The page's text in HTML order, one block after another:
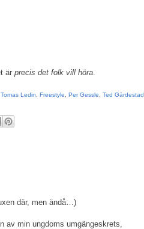
är precis det folk vill höra.
Tomas Ledin Freestyle Per Gessle Ted Gärdestad
där, men ändå…)
av min ungdoms umgängeskrets,